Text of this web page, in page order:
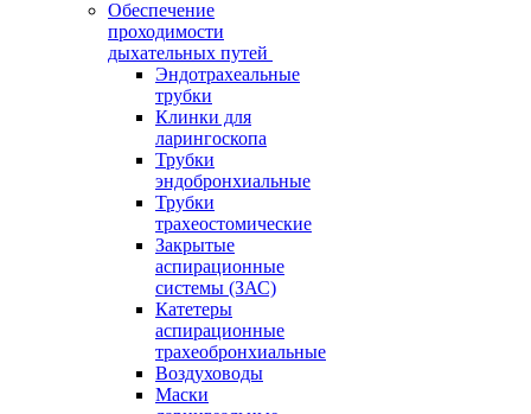
Обеспечение
проходимости
дыхательных путей
Эндотрахеальные
трубки
Клинки для
ларингоскопа
Трубки
эндобронхиальные
Трубки
трахеостомические
Закрытые
аспирационные
системы (ЗАС)
Катетеры
аспирационные
трахеобронхиальные
Воздуховоды
Маски